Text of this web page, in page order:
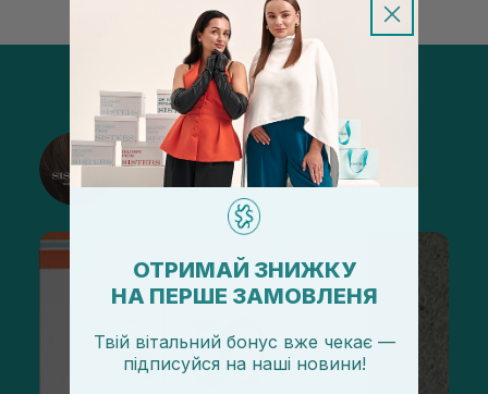
@sisters_stelmakh в Instagram
Підписатися
ОТРИМАЙ ЗНИЖКУ
НА ПЕРШЕ ЗАМОВЛЕНЯ
Твій вітальний бонус вже чекає —
підписуйся на наші новини!